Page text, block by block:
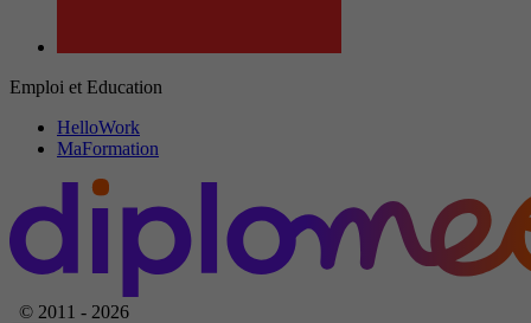
Emploi et Education
HelloWork
MaFormation
© 2011 - 2026